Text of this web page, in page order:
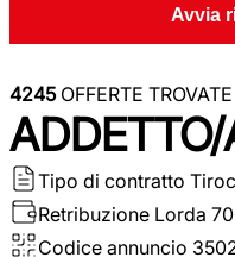
Avvia
4245OFFERTE TROVATE
Tipo di contratto
Retribuzione Lorda
Codice annuncio